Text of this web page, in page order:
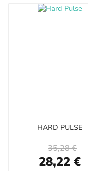
HARD PULSE
Special
Price
28,22 €
35,28 €